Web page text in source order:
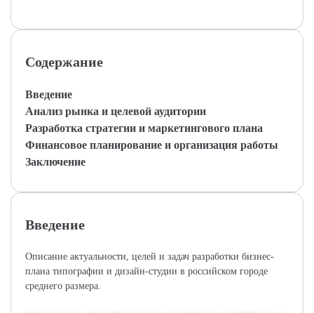
Содержание
Введение
Анализ рынка и целевой аудитории
Разработка стратегии и маркетингового плана
Финансовое планирование и организация работы
Заключение
Введение
Описание актуальности, целей и задач разработки бизнес-
плана типографии и дизайн-студии в российском городе
среднего размера.